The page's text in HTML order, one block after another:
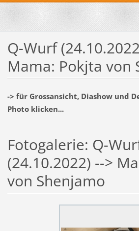
Q-Wurf
Mama: Pokjta von
-> für Grossansicht, Diashow und
Photo klicken...
Fotogalerie: Q-
(24.10.2022) -->
von Shenjamo